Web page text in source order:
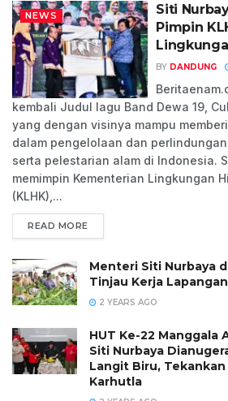
NEWS
Siti
Pimpin
BY DANDUNG
kembali Judul lagu Band Dewa 19,
yang dengan visinya mampu
dalam pengelolaan dan
serta pelestarian alam di Indonesia.
memimpin Kementerian Lingkungan
(KLHK),...
READ MORE
Menteri Siti Nurbaya
Tinjau Kerja
2 YEARS AGO
HUT Ke-22 Manggala
Siti Nurbaya
Langit Biru,
Karhutla